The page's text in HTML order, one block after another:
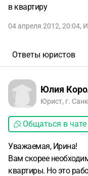
в квартиру
04 апреля 2012, 20:04,
Ответы юристов
Юлия
Юрист, г.
Общаться в чате
Уважаемая, Ирина!
Вам скорее
квартиры. Но это